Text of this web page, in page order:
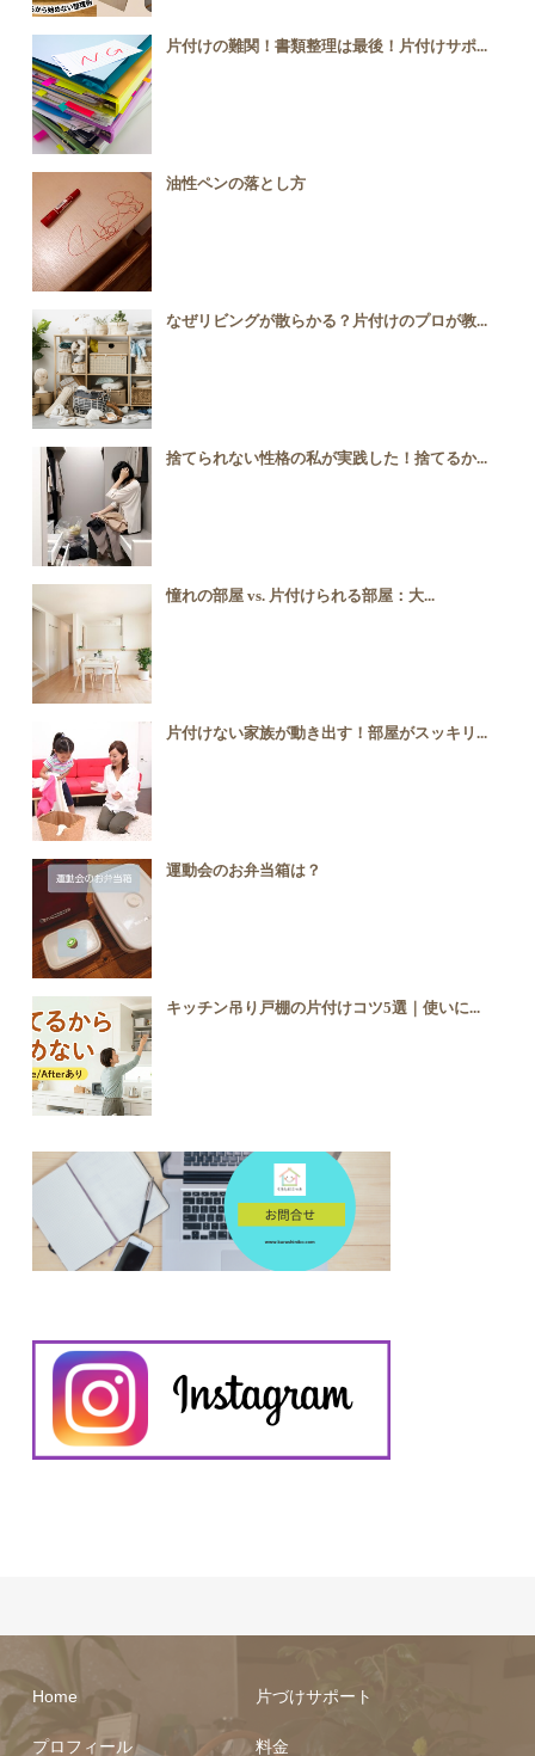
片付けの難関！書類整理は最後！片付けサポ...
油性ペンの落とし方
なぜリビングが散らかる？片付けのプロが教...
捨てられない性格の私が実践した！捨てるか...
憧れの部屋 vs. 片付けられる部屋：大...
片付けない家族が動き出す！部屋がスッキリ...
運動会のお弁当箱は？
キッチン吊り戸棚の片付けコツ5選｜使いに...
Home
プロフィール
片づけサポート
料金